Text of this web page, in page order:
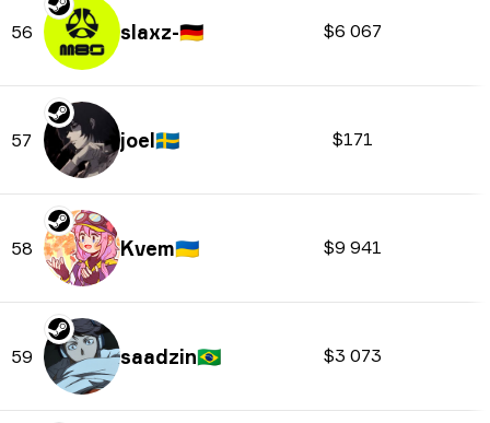
56 slaxz-🇩🇪 $6 067
57 joel🇸🇪 $171
58 Kvem🇺🇦 $9 941
59 saadzin🇧🇷 $3 073